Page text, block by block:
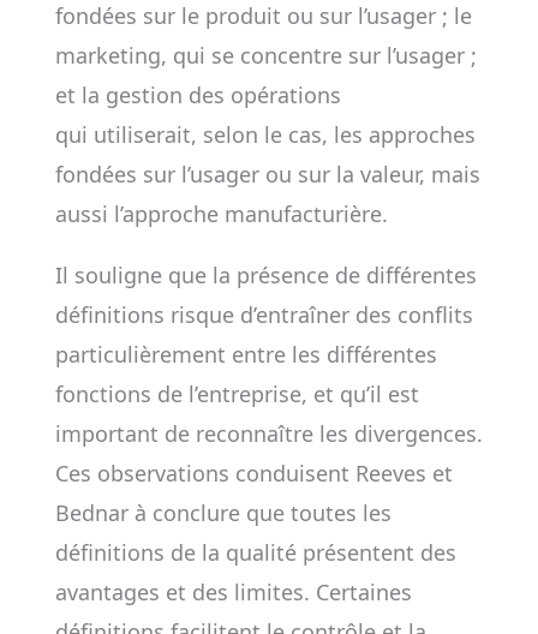
fondées sur le produit ou sur l’usager ; le
marketing, qui se concentre sur l’usager ;
et la gestion des opérations
qui utiliserait, selon le cas, les approches
fondées sur l’usager ou sur la valeur, mais
aussi l’approche manufacturière.
Il souligne que la présence de différentes
définitions risque d’entraîner des conflits
particulièrement entre les différentes
fonctions de l’entreprise, et qu’il est
important de reconnaître les divergences.
Ces observations conduisent Reeves et
Bednar à conclure que toutes les
définitions de la qualité présentent des
avantages et des limites. Certaines